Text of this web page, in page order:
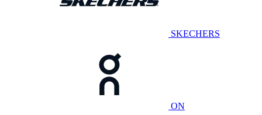
SKECHERS
ON